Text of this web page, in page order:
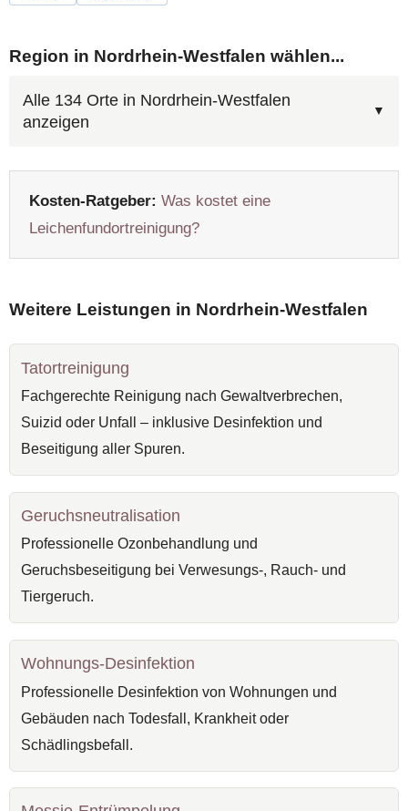
Region in Nordrhein-Westfalen wählen...
Alle 134 Orte in Nordrhein-Westfalen
anzeigen
Kosten-Ratgeber: Was kostet eine
Leichenfundortreinigung?
Weitere Leistungen in Nordrhein-Westfalen
Tatortreinigung
Fachgerechte Reinigung nach Gewaltverbrechen,
Suizid oder Unfall – inklusive Desinfektion und
Beseitigung aller Spuren.
Geruchsneutralisation
Professionelle Ozonbehandlung und
Geruchsbeseitigung bei Verwesungs-, Rauch- und
Tiergeruch.
Wohnungs-Desinfektion
Professionelle Desinfektion von Wohnungen und
Gebäuden nach Todesfall, Krankheit oder
Schädlingsbefall.